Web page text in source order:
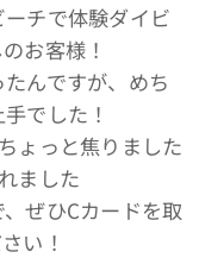
チで体験ダイビ
お客様！
んですが、めち
でした！
ょっと焦りました
ました👍
ぜひCカードを取
い！